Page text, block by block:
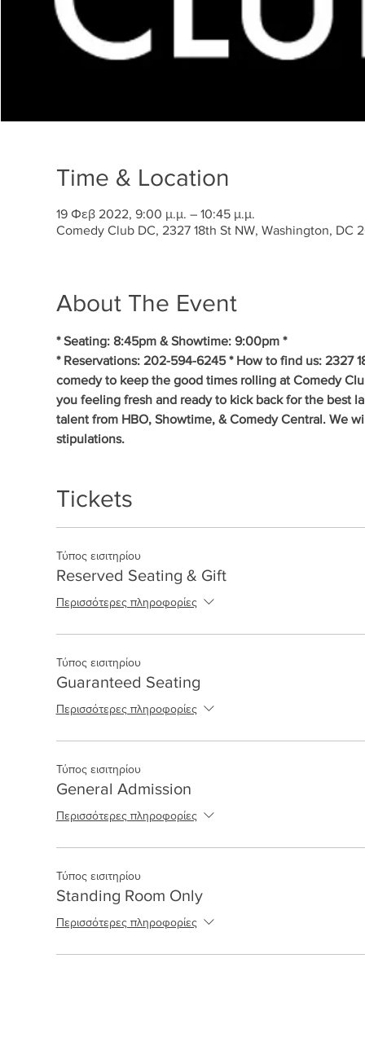
Time & Location
19 Φεβ 2022, 9:00 μ.μ. – 10:45 μ.μ.
Comedy Club DC, 2327 18th St NW, Washington, DC
About The Event
* Seating: 8:45pm & Showtime: 9:00pm *
* Reservations: 202-594-6245 * How to find us: 2327
comedy to keep the good times rolling at Comedy
you feeling fresh and ready to kick back for the best
talent from HBO, Showtime, & Comedy Central. We
stipulations.
Tickets
Τύπος εισιτηρίου
Reserved Seating & Gift
Περισσότερες πληροφορίες
Τύπος εισιτηρίου
Guaranteed Seating
Περισσότερες πληροφορίες
Τύπος εισιτηρίου
General Admission
Περισσότερες πληροφορίες
Τύπος εισιτηρίου
Standing Room Only
Περισσότερες πληροφορίες